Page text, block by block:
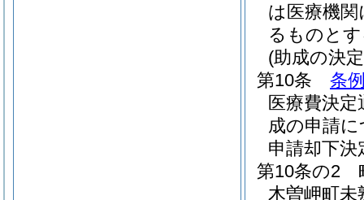
は医療機
るものと
(助成の決
第10条
条
医療費決定
成の申請
申請却下決
第10条の2
木曽岬町未